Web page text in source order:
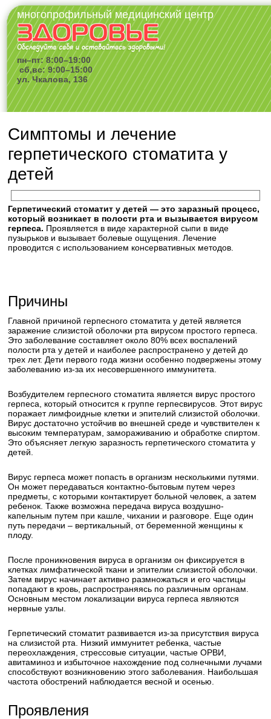
многопрофильный медицинский центр
пн–пт: 8:00–19:00
сб,вс: 9:00–15:00
ул. Чкалова, 136
Симптомы и лечение
герпетического стоматита у
детей
Герпетический стоматит у детей — это заразный процесс,
который возникает в полости рта и вызывается вирусом
герпеса. Проявляется в виде характерной сыпи в виде
пузырьков и вызывает болевые ощущения. Лечение
проводится с использованием консервативных методов.
Причины
Главной причиной герпесного стоматита у детей является
заражение слизистой оболочки рта вирусом простого герпеса.
Это заболевание составляет около 80% всех воспалений
полости рта у детей и наиболее распространено у детей до
трех лет. Дети первого года жизни особенно подвержены этому
заболеванию из-за их несовершенного иммунитета.
Возбудителем герпесного стоматита является вирус простого
герпеса, который относится к группе герпесвирусов. Этот вирус
поражает лимфоидные клетки и эпителий слизистой оболочки.
Вирус достаточно устойчив во внешней среде и чувствителен к
высоким температурам, замораживанию и обработке спиртом.
Это объясняет легкую заразность герпетического стоматита у
детей.
Вирус герпеса может попасть в организм несколькими путями.
Он может передаваться контактно-бытовым путем через
предметы, с которыми контактирует больной человек, а затем
ребенок. Также возможна передача вируса воздушно-
капельным путем при кашле, чихании и разговоре. Еще один
путь передачи – вертикальный, от беременной женщины к
плоду.
После проникновения вируса в организм он фиксируется в
клетках лимфатической ткани и эпителии слизистой оболочки.
Затем вирус начинает активно размножаться и его частицы
попадают в кровь, распространяясь по различным органам.
Основным местом локализации вируса герпеса являются
нервные узлы.
Герпетический стоматит развивается из-за присутствия вируса
на слизистой рта. Низкий иммунитет ребенка, частые
переохлаждения, стрессовые ситуации, частые ОРВИ,
авитаминоз и избыточное нахождение под солнечными лучами
способствуют возникновению этого заболевания. Наибольшая
частота обострений наблюдается весной и осенью.
Проявления